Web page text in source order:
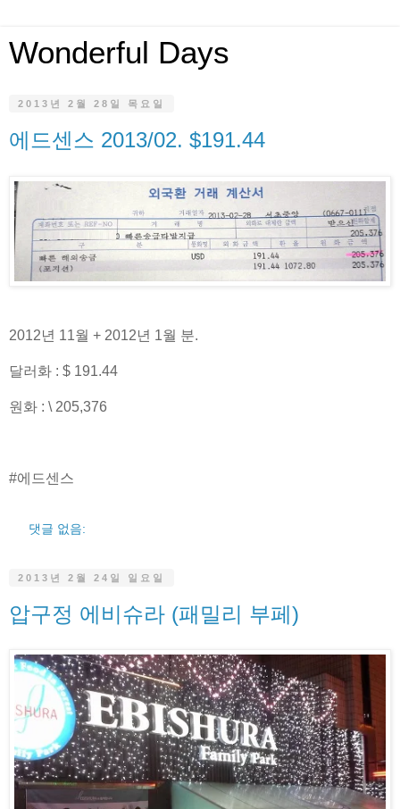
Wonderful Days
2013년 2월 28일 목요일
에드센스 2013/02. $191.44
2012년 11월 + 2012년 1월 분.
달러화 : $ 191.44
원화 : \ 205,376
#에드센스
댓글 없음:
2013년 2월 24일 일요일
압구정 에비슈라 (패밀리 부페)